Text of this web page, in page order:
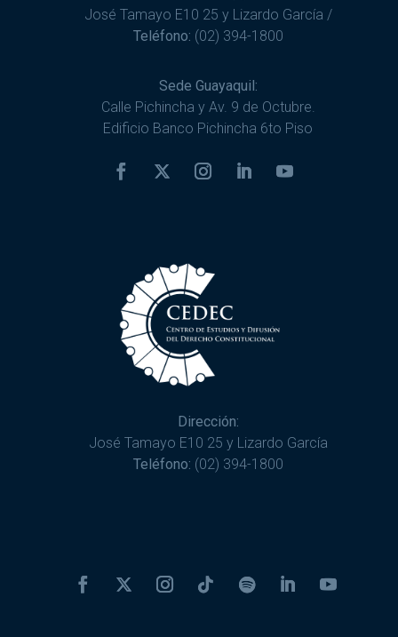
José Tamayo E10 25 y Lizardo García /
Teléfono: (02) 394-1800
Sede Guayaquil:
Calle Pichincha y Av. 9 de Octubre.
Edificio Banco Pichincha 6to Piso
Dirección:
José Tamayo E10 25 y Lizardo García
Teléfono: (02) 394-1800